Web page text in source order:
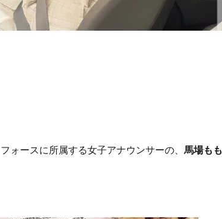
ォースに所属する女子アナウンサーの、 馬場もも